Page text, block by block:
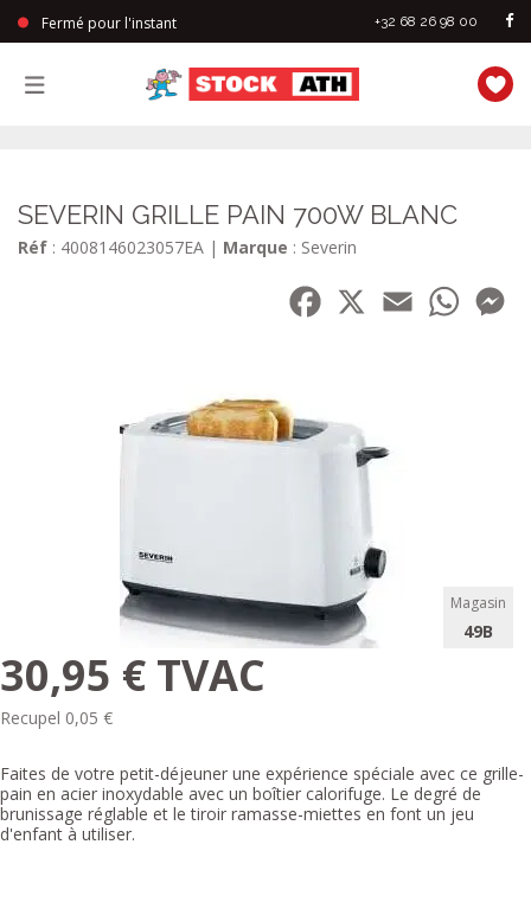
Fermé pour l'instant +32 68 26 98 00
SEVERIN GRILLE PAIN 700W BLANC
Réf : 4008146023057EA | Marque : Severin
Facebook
Email
Magasin
49B
30,95 € TVAC
Recupel 0,05 €
Faites de votre petit-déjeuner une expérience spéciale avec ce grille-
pain en acier inoxydable avec un boîtier calorifuge. Le degré de
brunissage réglable et le tiroir ramasse-miettes en font un jeu
d'enfant à utiliser.